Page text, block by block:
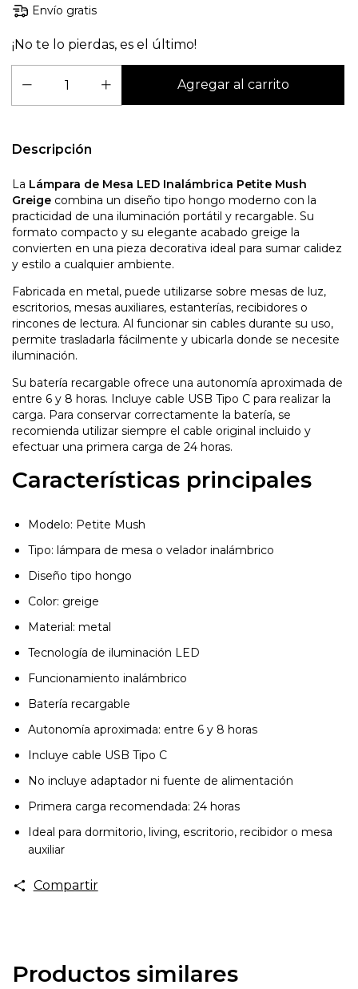
Envío gratis
¡No te lo pierdas, es el último!
Descripción
La Lámpara de Mesa LED Inalámbrica Petite Mush
Greige combina un diseño tipo hongo moderno con la
practicidad de una iluminación portátil y recargable. Su
formato compacto y su elegante acabado greige la
convierten en una pieza decorativa ideal para sumar calidez
y estilo a cualquier ambiente.
Fabricada en metal, puede utilizarse sobre mesas de luz,
escritorios, mesas auxiliares, estanterías, recibidores o
rincones de lectura. Al funcionar sin cables durante su uso,
permite trasladarla fácilmente y ubicarla donde se necesite
iluminación.
Su batería recargable ofrece una autonomía aproximada de
entre 6 y 8 horas. Incluye cable USB Tipo C para realizar la
carga. Para conservar correctamente la batería, se
recomienda utilizar siempre el cable original incluido y
efectuar una primera carga de 24 horas.
Características principales
Modelo: Petite Mush
Tipo: lámpara de mesa o velador inalámbrico
Diseño tipo hongo
Color: greige
Material: metal
Tecnología de iluminación LED
Funcionamiento inalámbrico
Batería recargable
Autonomía aproximada: entre 6 y 8 horas
Incluye cable USB Tipo C
No incluye adaptador ni fuente de alimentación
Primera carga recomendada: 24 horas
Ideal para dormitorio, living, escritorio, recibidor o mesa
auxiliar
Compartir
Productos similares